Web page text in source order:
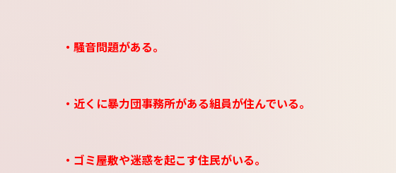
・騒音問題がある。
・近くに暴力団事務所がある組員が住んでいる。
・ゴミ屋敷や迷惑を起こす住民がいる。